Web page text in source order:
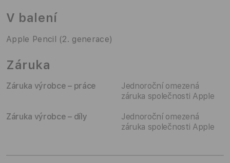
V balení
Apple Pencil (2. generace)
Záruka
Záruka výrobce – práce
Jednoroční omezená
záruka společnosti Apple
Záruka výrobce – díly
Jednoroční omezená
záruka společnosti Apple